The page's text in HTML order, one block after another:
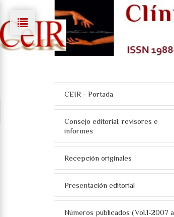
CEIR - Portada
Consejo editorial, revisores e
informes
Recepción originales
Presentación editorial
Números publicados (Vol.1-2007 a